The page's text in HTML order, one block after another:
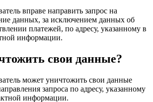
вправе направить запрос на
данных, за исключением данных об
платежей, по адресу, указанному в
информации.
свои данные?
может уничтожить свои данные
запроса по адресу, указанному
информации.